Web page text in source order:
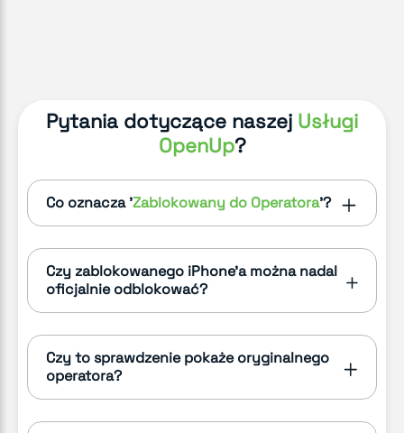
Pytania dotyczące naszej Usługi
OpenUp?
Co oznacza 'Zablokowany do Operatora'?
Czy zablokowanego iPhone'a można nadal
oficjalnie odblokować?
Czy to sprawdzenie pokaże oryginalnego
operatora?